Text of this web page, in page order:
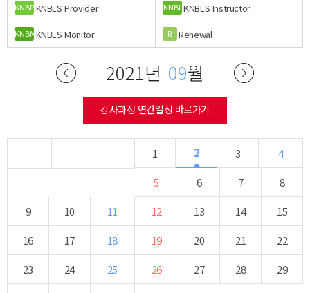
KNBPKNBLS Provider KNBI KNBLS Instructor
KNBMKNBLS Monitor R Renewal
2021년 09월
강사과정 연간일정 바로가기
1 2 3
4
5
6 7
8
9
10 11 12 13 14
15
16
17 18 19 20 21
22
23
24 25 26 27 28
29